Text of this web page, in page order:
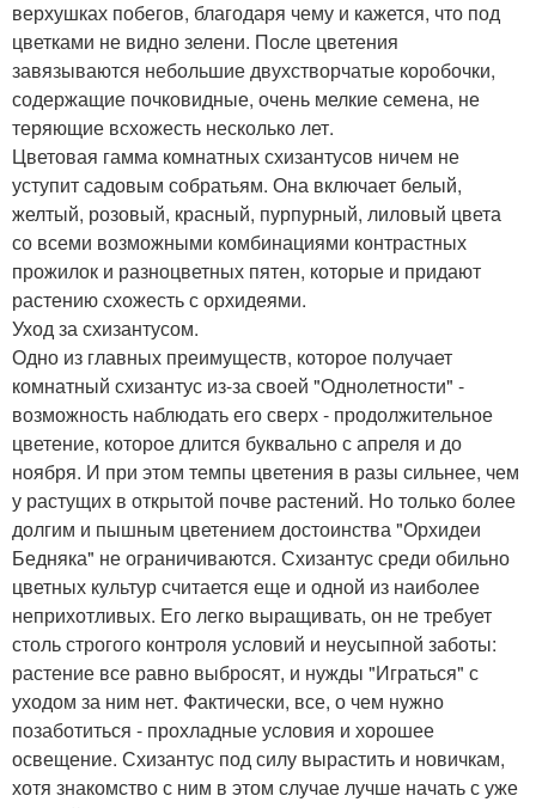
верхушках побегов, благодаря чему и кажется, что под
цветками не видно зелени. После цветения
завязываются небольшие двухстворчатые коробочки,
содержащие почковидные, очень мелкие семена, не
теряющие всхожесть несколько лет.
Цветовая гамма комнатных схизантусов ничем не
уступит садовым собратьям. Она включает белый,
желтый, розовый, красный, пурпурный, лиловый цвета
со всеми возможными комбинациями контрастных
прожилок и разноцветных пятен, которые и придают
растению схожесть с орхидеями.
Уход за схизантусом.
Одно из главных преимуществ, которое получает
комнатный схизантус из-за своей "Однолетности" -
возможность наблюдать его сверх - продолжительное
цветение, которое длится буквально с апреля и до
ноября. И при этом темпы цветения в разы сильнее, чем
у растущих в открытой почве растений. Но только более
долгим и пышным цветением достоинства "Орхидеи
Бедняка" не ограничиваются. Схизантус среди обильно
цветных культур считается еще и одной из наиболее
неприхотливых. Его легко выращивать, он не требует
столь строгого контроля условий и неусыпной заботы:
растение все равно выбросят, и нужды "Играться" с
уходом за ним нет. Фактически, все, о чем нужно
позаботиться - прохладные условия и хорошее
освещение. Схизантус под силу вырастить и новичкам,
хотя знакомство с ним в этом случае лучше начать с уже